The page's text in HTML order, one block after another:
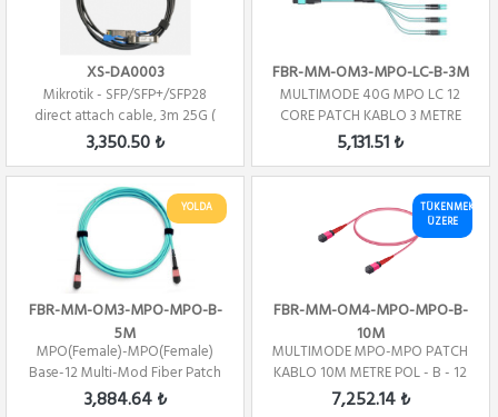
XS-DA0003
Mikrotik - SFP/SFP+/SFP28
direct attach cable, 3m 25G (
Direct At...
3,350.50 ₺
FBR-MM-OM3-MPO-LC-B-3M
MULTIMODE 40G MPO LC 12
CORE PATCH KABLO 3 METRE
POL - B
5,131.51 ₺
YOLDA
FBR-MM-OM3-MPO-MPO-B-
5M
MPO(Female)-MPO(Female)
Base-12 Multi-Mod Fiber Patch
Cord OM3 Pol...
3,884.64 ₺
TÜKENMEK
ÜZERE
FBR-MM-OM4-MPO-MPO-B-
10M
MULTIMODE MPO-MPO PATCH
KABLO 10M METRE POL - B - 12
CORE
7,252.14 ₺